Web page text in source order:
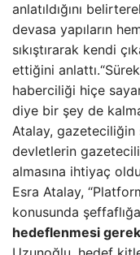
anlatıldığını
devasa yapıların
sıkıştırarak kendi
ettiğini
haberciliği hiçe
diye bir şey de
Atalay,
devletlerin
almasına ihtiyaç
Esra Atalay,
konusunda
hedeflenmesi